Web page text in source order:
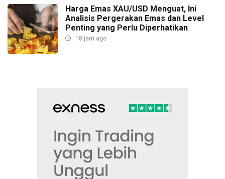
Harga Emas XAU/USD Menguat, Ini
Analisis Pergerakan Emas dan Level
Penting yang Perlu Diperhatikan
18 jam ago